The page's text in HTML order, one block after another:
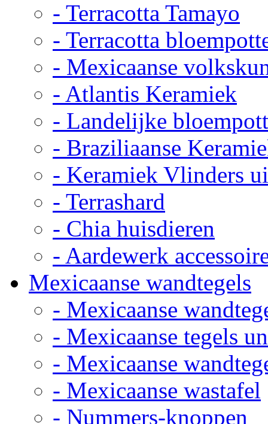
- Terracotta Tamayo
- Terracotta
- Mexicaanse
- Atlantis Keramiek
- Landelijke
- Braziliaanse
- Keramiek Vlinders
- Terrashard
- Chia huisdieren
- Aardewerk
Mexicaanse wandtegels
- Mexicaanse
- Mexicaanse tegels
- Mexicaanse
- Mexicaanse wastafel
- Nummers-knoppen